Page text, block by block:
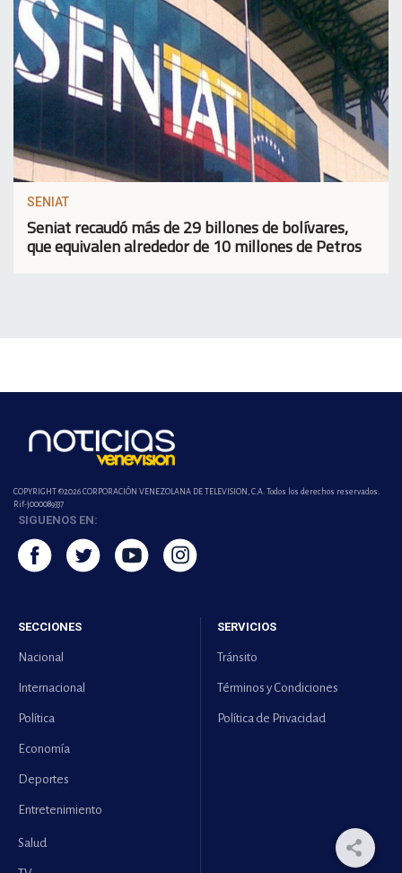
SENIAT
Seniat recaudó más de 29 billones de bolívares,
que equivalen alrededor de 10 millones de Petros
COPYRIGHT ©2026 CORPORACIÓN VENEZOLANA DE TELEVISION, C.A. Todos los derechos reservados.
Rif-j000089337
SIGUENOS EN:
SECCIONES
Nacional
Internacional
Política
Economía
Deportes
Entretenimiento
Salud
SERVICIOS
Tránsito
Términos y Condiciones
Política de Privacidad